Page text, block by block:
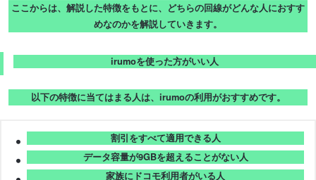
ここからは、解説した特徴をもとに、どちらの回線がどんな人におすす
めなのかを解説していきます。
irumoを使った方がいい人
以下の特徴に当てはまる人は、irumoの利用がおすすめです。
割引をすべて適用できる人
データ容量が9GBを超えることがない人
家族にドコモ利用者がいる人